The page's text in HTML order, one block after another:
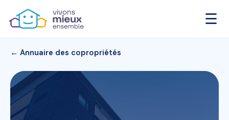
☰
← Annuaire des copropriétés